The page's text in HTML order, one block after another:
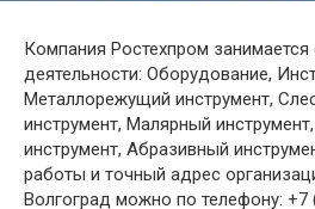
Компания Ростехпром
деятельности: Оборудование,
Металлорежущий инструмент,
инструмент, Малярный
инструмент, Абразивный
работы и точный адрес
Волгоград можно по телефону: +7